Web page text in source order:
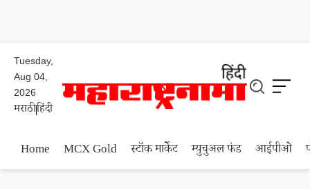
Tuesday,
Aug 04,
2026
मराठीहिंदी
Home MCX Gold स्टॉक मार्केट म्युचुअल फंड आईपीओ